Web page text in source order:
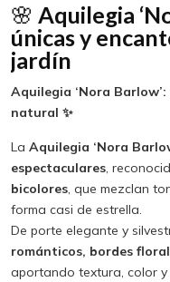
🌸 Aquilegia
únicas y
jardín
Aquilegia ‘Nora
natural ✨
La Aquilegia ‘Nora
espectaculares,
bicolores, que mezclan
forma casi de estrella.
De porte elegante y
románticos, bordes
aportando textura, color